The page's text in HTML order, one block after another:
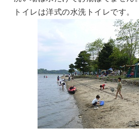
トイレは洋式の水洗トイレです。